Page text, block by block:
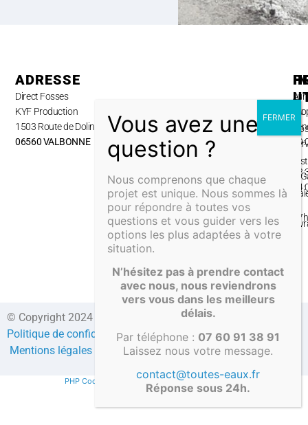
ADRESSE
Direct Fosses
KYF Production
1503 Route de Dolines,
06560 VALBONNE
au
A
&
© Copyright 2024 Direct-fosses.com Tous droits réservés –
Politique de confidentialité –Formulaire de contact– CGV
Mentions légales
Compte client
PHP Code Snippets Powered By : XYZScripts.com
Nous comprenons que chaque
projet est unique. Nous sommes là
pour répondre à toutes vos
questions et vous guider vers les
options les plus adaptées à votre
situation.
N’hésitez pas à prendre contact
avec nous, nous reviendrons
vers vous dans les meilleurs
délais.
Par téléphone : 07 60 91 38 91
Laissez nous votre message.
contact@toutes-eaux.fr
Réponse sous 24h.